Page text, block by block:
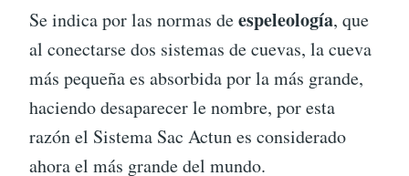
Se indica por las normas deespeleología, que
al conectarse dos sistemas de cuevas, la cueva
más pequeña es absorbida por la más grande,
haciendo desaparecer le nombre, por esta
razón el Sistema Sac Actun es considerado
ahora el más grande del mundo.